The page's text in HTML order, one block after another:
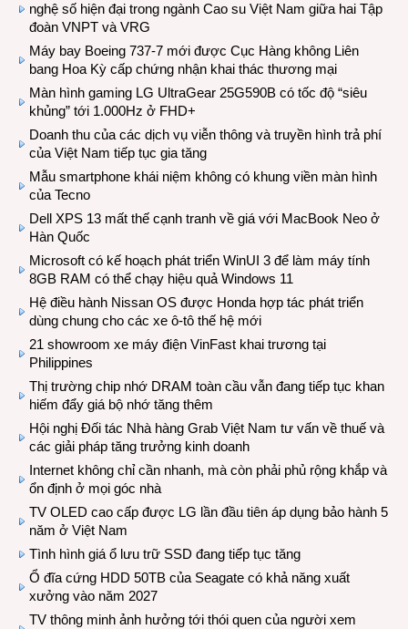
nghệ số hiện đại trong ngành Cao su Việt Nam giữa hai Tập
đoàn VNPT và VRG
Máy bay Boeing 737-7 mới được Cục Hàng không Liên
bang Hoa Kỳ cấp chứng nhận khai thác thương mại
Màn hình gaming LG UltraGear 25G590B có tốc độ “siêu
khủng” tới 1.000Hz ở FHD+
Doanh thu của các dịch vụ viễn thông và truyền hình trả phí
của Việt Nam tiếp tục gia tăng
Mẫu smartphone khái niệm không có khung viền màn hình
của Tecno
Dell XPS 13 mất thế cạnh tranh về giá với MacBook Neo ở
Hàn Quốc
Microsoft có kế hoạch phát triển WinUI 3 để làm máy tính
8GB RAM có thể chạy hiệu quả Windows 11
Hệ điều hành Nissan OS được Honda hợp tác phát triển
dùng chung cho các xe ô-tô thế hệ mới
21 showroom xe máy điện VinFast khai trương tại
Philippines
Thị trường chip nhớ DRAM toàn cầu vẫn đang tiếp tục khan
hiếm đẩy giá bộ nhớ tăng thêm
Hội nghị Đối tác Nhà hàng Grab Việt Nam tư vấn về thuế và
các giải pháp tăng trưởng kinh doanh
Internet không chỉ cần nhanh, mà còn phải phủ rộng khắp và
ổn định ở mọi góc nhà
TV OLED cao cấp được LG lần đầu tiên áp dụng bảo hành 5
năm ở Việt Nam
Tình hình giá ổ lưu trữ SSD đang tiếp tục tăng
Ổ đĩa cứng HDD 50TB của Seagate có khả năng xuất
xưởng vào năm 2027
TV thông minh ảnh hưởng tới thói quen của người xem